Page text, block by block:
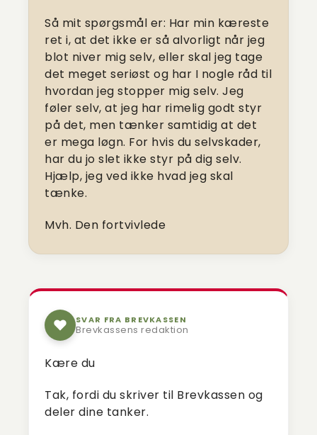
Så mit spørgsmål er: Har min kæreste
ret i, at det ikke er så alvorligt når jeg
blot niver mig selv, eller skal jeg tage
det meget seriøst og har I nogle råd til
hvordan jeg stopper mig selv. Jeg
føler selv, at jeg har rimelig godt styr
på det, men tænker samtidig at det
er mega løgn. For hvis du selvskader,
har du jo slet ikke styr på dig selv.
Hjælp, jeg ved ikke hvad jeg skal
tænke.
Mvh. Den fortvivlede
SVAR FRA BREVKASSEN
Brevkassens redaktion
Kære du
Tak, fordi du skriver til Brevkassen og
deler dine tanker.